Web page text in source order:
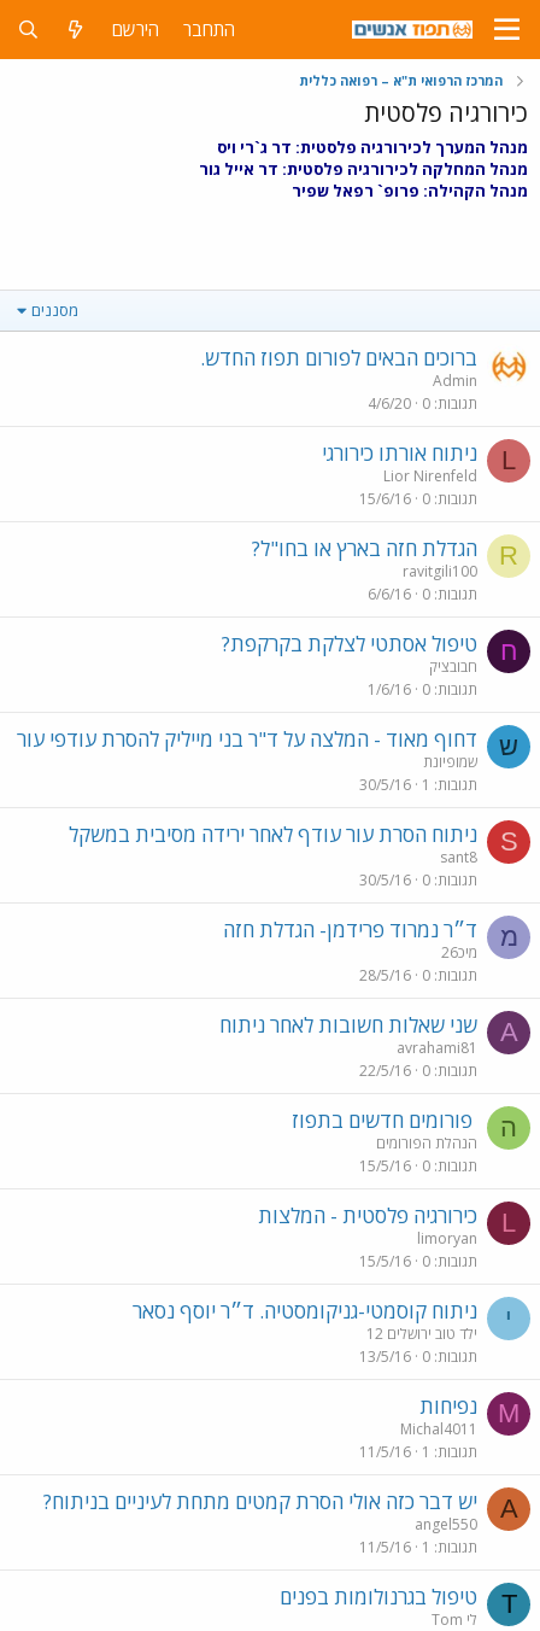
התחבר הירשם
המרכז הרפואי ת"א – רפואה כללית
כירורגיה פלסטית
מנהל המערך לכירורגיה פלסטית: דר ג`רי ויס
מנהל המחלקה לכירורגיה פלסטית: דר אייל גור
מנהל הקהילה: פרופ` רפאל שפיר
מסננים
ברוכים הבאים לפורום תפוז החדש.
Admin
תגובות 0
4/6/20
L ניתוח אורתו כירורגי
Lior Nirenfeld
תגובות 0
15/6/16
R הגדלת חזה בארץ או בחו"ל?
ravitgili100
תגובות 0
6/6/16
ח טיפול אסתטי לצלקת בקרקפת?
חבובציק
תגובות 0
1/6/16
ש דחוף מאוד - המלצה על ד"ר בני מייליק להסרת עודפי עור
שמופיונת
תגובות 1
30/5/16
S ניתוח הסרת עור עודף לאחר ירידה מסיבית במשקל
sant8
תגובות 0
30/5/16
מ ד״ר נמרוד פרידמן- הגדלת חזה
מיכ26
תגובות 0
28/5/16
A שני שאלות חשובות לאחר ניתוח
avrahami81
תגובות 0
22/5/16
ה פורומים חדשים בתפוז
הנהלת הפורומים
תגובות 0
15/5/16
L כירורגיה פלסטית - המלצות
limoryan
תגובות 0
15/5/16
י ניתוח קוסמטי-גניקומסטיה. ד״ר יוסף נסאר
ילד טוב ירושלים 12
תגובות 0
13/5/16
M נפיחות
Michal4011
תגובות 1
11/5/16
A יש דבר כזה אולי הסרת קמטים מתחת לעיניים בניתוח?
angel550
תגובות 1
11/5/16
T טיפול בגרנולומות בפנים
Tom לי